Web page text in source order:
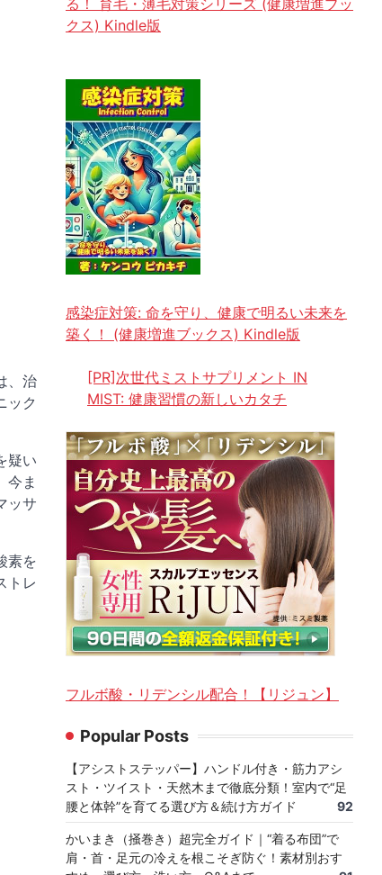
、治
ック
疑い
今ま
ッサ
素を
トレ
る！ 育毛・薄毛対策シリーズ (健康増進ブッ
クス) Kindle版
感染症対策: 命を守り、健康で明るい未来を
築く！ (健康増進ブックス) Kindle版
[PR]次世代ミストサプリメント IN
MIST: 健康習慣の新しいカタチ
フルボ酸・リデンシル配合！【リジュン】
Popular Posts
【アシストステッパー】ハンドル付き・筋力アシ
スト・ツイスト・天然木まで徹底分類！室内で“足
腰と体幹”を育てる選び方＆続け方ガイド
92
かいまき（掻巻き）超完全ガイド｜“着る布団”で
肩・首・足元の冷えを根こそぎ防ぐ！素材別おす